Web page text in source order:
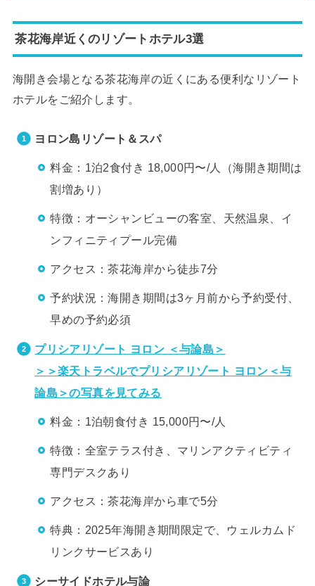
茶花海岸近くのリゾートホテル3選
海開き会場となる茶花海岸の近くにある便利なリゾート
ホテルをご紹介します。
ヨロン島リゾート＆スパ
料金：1泊2食付き 18,000円〜/人（海開き期間は
割増あり）
特徴：オーシャンビューの客室、天然温泉、イ
ンフィニティプール完備
アクセス：茶花海岸から徒歩7分
予約状況：海開き期間は3ヶ月前から予約受付、
早めの予約必須
プリシアリゾート ヨロン ＜与論島＞
＞＞楽天トラベルでプリシアリゾート ヨロン＜与
論島＞の写真を見てみる
料金：1泊朝食付き 15,000円〜/人
特徴：全室テラス付き、マリンアクティビティ
専門デスクあり
アクセス：茶花海岸から車で5分
特典：2025年海開き期間限定で、ウェルカムド
リンクサービスあり
シーサイドホテル与論